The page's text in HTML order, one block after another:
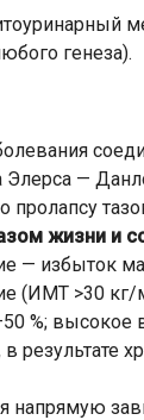
генеза).
—
жизни и
— избыток
(ИМТ >30
%;
результате
напрямую